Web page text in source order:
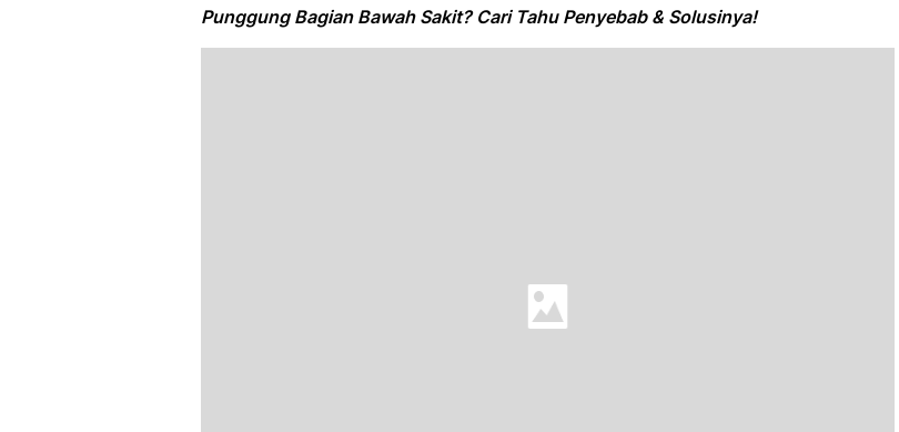
Punggung Bagian Bawah Sakit? Cari Tahu Penyebab & Solusinya!